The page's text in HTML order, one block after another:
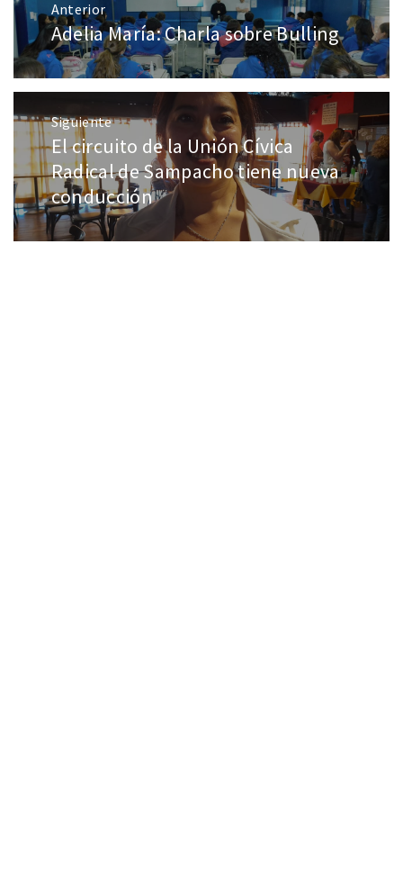
Anterior
Adelia María: Charla sobre Bulling
Siguiente
El circuito de la Unión Cívica
Radical de Sampacho tiene nueva
conducción